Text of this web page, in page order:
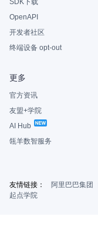
SDK下载
OpenAPI
开发者社区
终端设备 opt-out
更多
官方资讯
友盟+学院
AI Hub
瓴羊数智服务
友情链接： 阿里巴巴集团
起点学院